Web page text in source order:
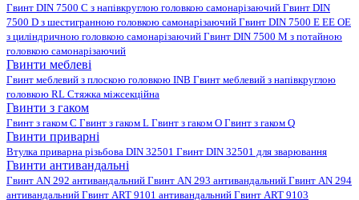
Гвинт DIN 7500 C з напівкруглою головкою самонарізаючий Гвинт DIN
7500 D з шестигранною головкою самонарізаючий Гвинт DIN 7500 E EE OE
з циліндричною головкою самонарізаючий Гвинт DIN 7500 M з потайною
головкою самонарізаючий
Гвинти меблеві
Гвинт меблевий з плоскою головкою INB Гвинт меблевий з напівкруглою
головкою RL Стяжка міжсекційна
Гвинти з гаком
Гвинт з гаком C Гвинт з гаком L Гвинт з гаком O Гвинт з гаком Q
Гвинти приварні
Втулка приварна різьбова DIN 32501 Гвинт DIN 32501 для зварювання
Гвинти антивандальні
Гвинт AN 292 антивандальний Гвинт AN 293 антивандальний Гвинт AN 294
антивандальний Гвинт ART 9101 антивандальний Гвинт ART 9103